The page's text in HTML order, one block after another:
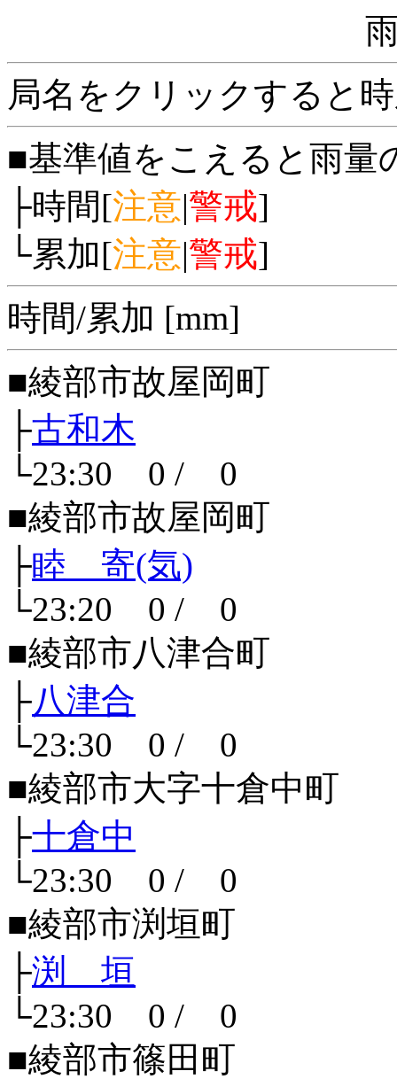
局名をクリックすると
■基準値をこえると雨量
├時間[注意|警戒]
└累加[注意|警戒]
時間/累加 [mm]
■綾部市故屋岡町
├古和木
└23:30 0 / 0
■綾部市故屋岡町
├睦 寄(気)
└23:20 0 / 0
■綾部市八津合町
├八津合
└23:30 0 / 0
■綾部市大字十倉中町
├十倉中
└23:30 0 / 0
■綾部市渕垣町
├渕 垣
└23:30 0 / 0
■綾部市篠田町